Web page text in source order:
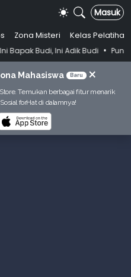
Masuk
Zona Misteri
Kelas Pelatihan
Ini Adik Budi
• Punya Tujuan
Mahasiswa Baru ×
Temukan berbagai fitur menarik
forHat di dalamnya!